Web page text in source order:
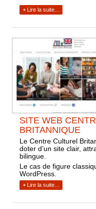
Lire la suite…
SITE WEB
BRITANNIQUE
Le Centre Culturel
doter d’un site clair,
bilingue.
Le cas de figure
WordPress.
Lire la suite…